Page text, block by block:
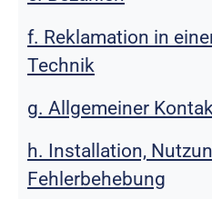
f. Reklamation in
Technik
g. Allgemeiner
h. Installation,
Fehlerbehebung